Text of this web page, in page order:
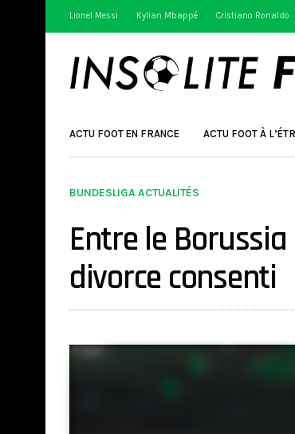
Lionel Messi Kylian Mbappé Cristiano Ronaldo
ACTU FOOT EN FRANCE ACTU FOOT À
BUNDESLIGA ACTUALITÉS
Entre le
divorce consenti